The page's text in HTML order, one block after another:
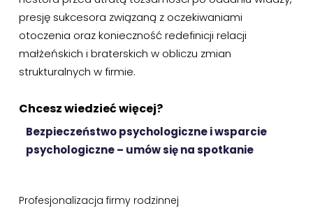
presję sukcesora związaną z oczekiwaniami
otoczenia oraz konieczność redefinicji relacji
małżeńskich i braterskich w obliczu zmian
strukturalnych w firmie.
Chcesz wiedzieć więcej?
Bezpieczeństwo psychologiczne i wsparcie
psychologiczne – umów się na spotkanie
Profesjonalizacja firmy rodzinnej